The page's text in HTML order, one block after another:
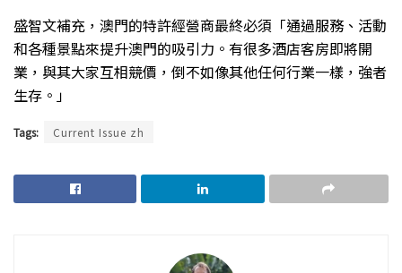
盛智文補充，澳門的特許經營商最終必須「通過服務、活動
和各種景點來提升澳門的吸引力。有很多酒店客房即將開
業，與其大家互相競價，倒不如像其他任何行業一樣，強者
生存。」
Tags: Current Issue zh